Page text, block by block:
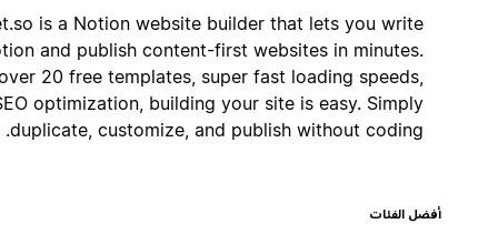
Bullet.so is a Notion website builder that lets you write
in Notion and publish content-first websites in minutes.
With over 20 free templates, super fast loading speeds,
and SEO optimization, building your site is easy. Simply
duplicate, customize, and publish without coding.
أفضل الفئات